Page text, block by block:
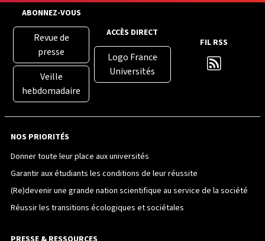
ABONNEZ-VOUS
Revue de
presse
Veille
hebdomadaire
ACCÈS DIRECT
Logo France
Universités
FIL RSS
NOS PRIORITÉS
Donner toute leur place aux universités
Garantir aux étudiants les conditions de leur réussite
(Re)devenir une grande nation scientifique au service de la société
Réussir les transitions écologiques et sociétales